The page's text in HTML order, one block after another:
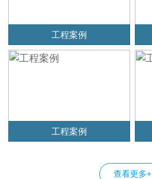
工程案例
工程案例
查看更多+